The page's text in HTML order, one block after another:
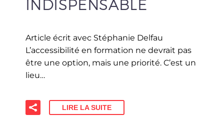
INDISPENSABLE
Article écrit avec Stéphanie Delfau
L’accessibilité en formation ne devrait pas
être une option, mais une priorité. C’est un
lieu…
LIRE LA SUITE